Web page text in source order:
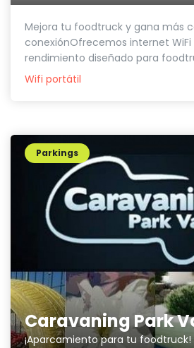
Mejora tu foodtruck y gana más
conexiónOfrecemos internet
rendimiento diseñado para
Wifi portátil
Caravaning Park
¡Aparcamiento para tu foodtruck!
Parkings